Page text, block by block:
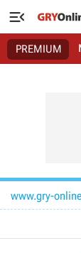

PREMIUM
www.gry-